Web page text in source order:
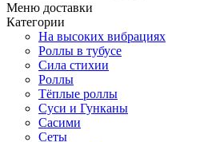
Меню доставки
Категории
На высоких вибрациях
Роллы в тубусе
Сила стихии
Роллы
Тёплые роллы
Суси и Гунканы
Сасими
Сеты